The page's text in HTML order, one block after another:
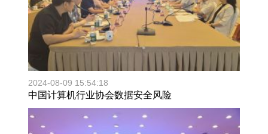
2024-08-09 15:54:18
中国计算机行业协会数据安全风险